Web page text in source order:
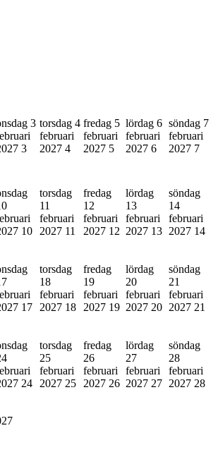
3
3
torsdag 4
februari
2027 4
fredag 5
februari
2027 5
lördag 6
februari
2027 6
söndag 7
februari
2027 7
10
torsdag
11
februari
2027 11
fredag
12
februari
2027 12
lördag
13
februari
2027 13
söndag
14
februari
2027 14
17
torsdag
18
februari
2027 18
fredag
19
februari
2027 19
lördag
20
februari
2027 20
söndag
21
februari
2027 21
24
torsdag
25
februari
2027 25
fredag
26
februari
2027 26
lördag
27
februari
2027 27
söndag
28
februari
2027 28